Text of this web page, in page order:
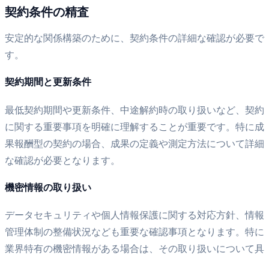
契約条件の精査
安定的な関係構築のために、契約条件の詳細な確認が必要で
す。
契約期間と更新条件
最低契約期間や更新条件、中途解約時の取り扱いなど、契約
に関する重要事項を明確に理解することが重要です。特に成
果報酬型の契約の場合、成果の定義や測定方法について詳細
な確認が必要となります。
機密情報の取り扱い
データセキュリティや個人情報保護に関する対応方針、情報
管理体制の整備状況なども重要な確認事項となります。特に
業界特有の機密情報がある場合は、その取り扱いについて具